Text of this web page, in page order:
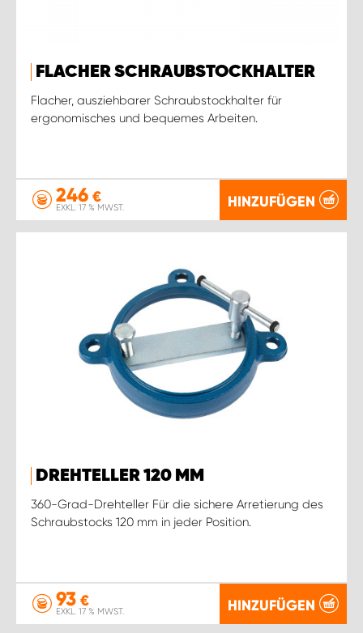
FLACHER SCHRAUBSTOCKHALTER
Flacher, ausziehbarer Schraubstockhalter für
ergonomisches und bequemes Arbeiten.
246 €
EXKL. 17 % MWST. HINZUFÜGEN
DREHTELLER 120 MM
360-Grad-Drehteller Für die sichere Arretierung des
Schraubstocks 120 mm in jeder Position.
93 €
EXKL. 17 % MWST. HINZUFÜGEN